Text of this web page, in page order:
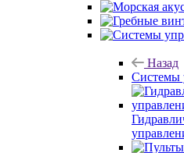
Назад
Системы